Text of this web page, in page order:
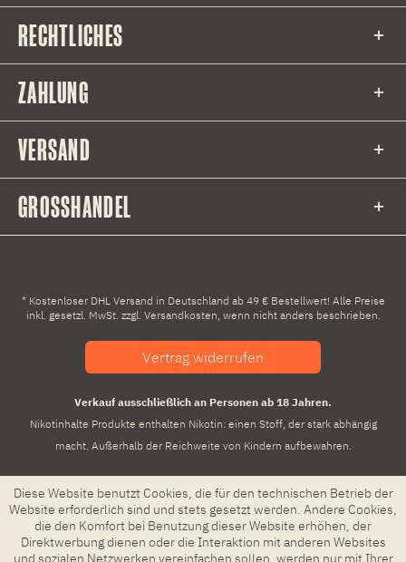
RECHTLICHES
ZAHLUNG
VERSAND
GROSSHANDEL
* Kostenloser DHL Versand in Deutschland ab 49 € Bestellwert! Alle Preise
inkl. gesetzl. MwSt. zzgl. Versandkosten, wenn nicht anders beschrieben.
Vertrag widerrufen
Verkauf ausschließlich an Personen ab 18 Jahren.
Nikotinhalte Produkte enthalten Nikotin: einen Stoff, der stark abhängig
macht. Außerhalb der Reichweite von Kindern aufbewahren.
Diese Website benutzt Cookies, die für den technischen Betrieb der
Website erforderlich sind und stets gesetzt werden. Andere Cookies,
die den Komfort bei Benutzung dieser Website erhöhen, der
Direktwerbung dienen oder die Interaktion mit anderen Websites
und sozialen Netzwerken vereinfachen sollen, werden nur mit Ihrer